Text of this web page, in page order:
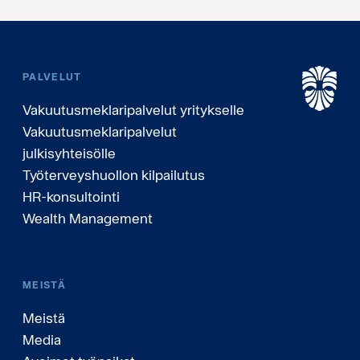
PALVELUT
Vakuutusmeklaripalvelut yritykselle
Vakuutusmeklaripalvelut
julkisyhteisölle
Työterveyshuollon kilpailutus
HR-konsultointi
Wealth Management
MEISTÄ
Meistä
Media